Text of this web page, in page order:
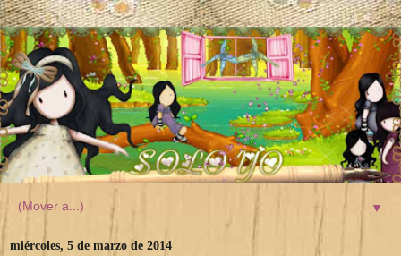
▼
miércoles, 5 de marzo de 2014